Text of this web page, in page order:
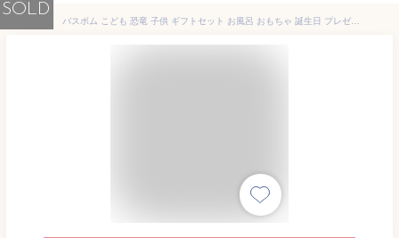
SOLD
バスボム こども 恐竜 子供 ギフトセット お風呂 おもちゃ 誕生日 プレゼント 人気 詰め合わせ 香り爆弾 バスボール 男の子 女の子 成人の日 入学式 お カラフル BOX付き